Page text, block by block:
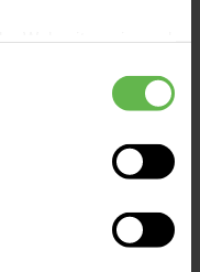
nur den notwendigen
Auswahl
akzeptieren“ in die
Wenn